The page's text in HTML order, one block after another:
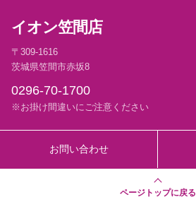
イオン笠間店
〒309-1616
茨城県笠間市赤坂8
0296-70-1700
※お掛け間違いにご注意ください
お問い合わせ
ページトップに戻る